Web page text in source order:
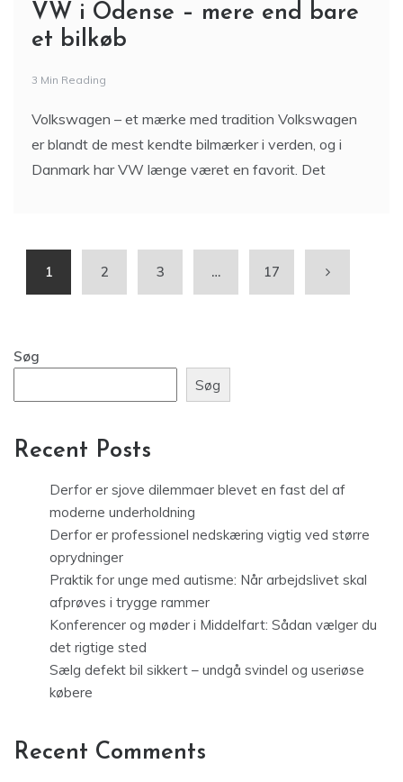
VW i Odense – mere end bare
et bilkøb
3 Min Reading
Volkswagen – et mærke med tradition Volkswagen
er blandt de mest kendte bilmærker i verden, og i
Danmark har VW længe været en favorit. Det
1 2 3 … 17
Søg
Søg
Recent Posts
Derfor er sjove dilemmaer blevet en fast del af
moderne underholdning
Derfor er professionel nedskæring vigtig ved større
oprydninger
Praktik for unge med autisme: Når arbejdslivet skal
afprøves i trygge rammer
Konferencer og møder i Middelfart: Sådan vælger du
det rigtige sted
Sælg defekt bil sikkert – undgå svindel og useriøse
købere
Recent Comments